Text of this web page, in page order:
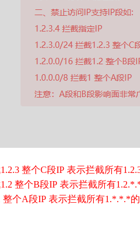
整个C段IP 表示拦截所有
1.2 整个B段IP 表示拦截所有
整个A段IP 表示拦截所有1.*.*.*